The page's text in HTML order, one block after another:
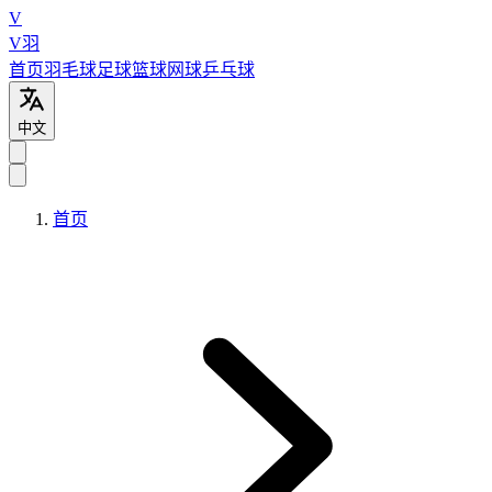
V
V羽
首页羽毛球足球篮球网球乒乓球
中文
首页